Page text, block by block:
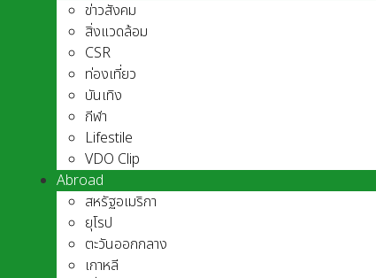
ข่าวสังคม
สิ่งแวดล้อม
CSR
ท่องเที่ยว
บันเทิง
กีฬา
Lifestile
VDO Clip
Abroad
สหรัฐอเมริกา
ยุโรป
ตะวันออกกลาง
เกาหลี